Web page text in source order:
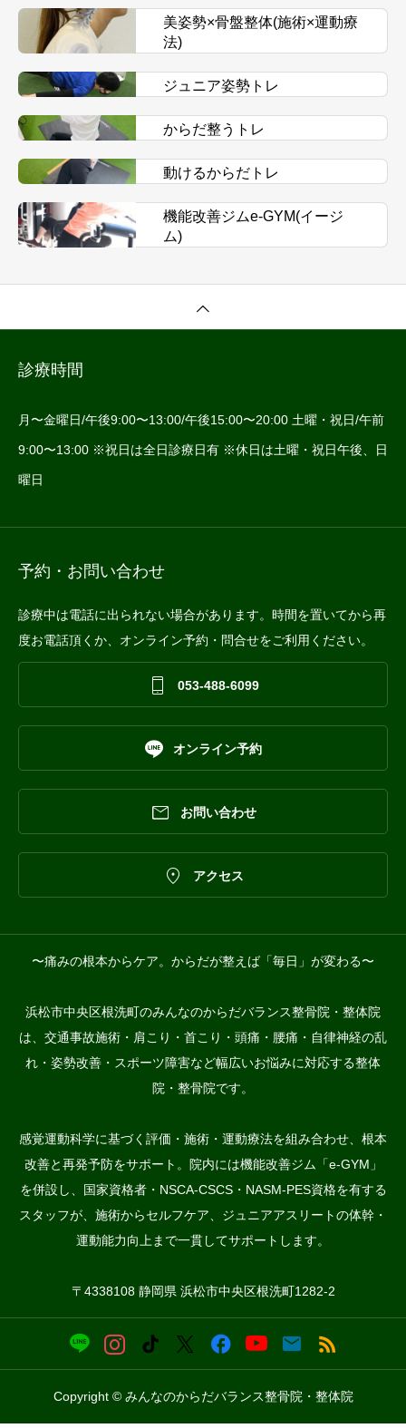
美姿勢×骨盤整体(施術×運動療
法)
ジュニア姿勢トレ
からだ整うトレ
動けるからだトレ
機能改善ジムe-GYM(イージ
ム)
診療時間
月〜金曜日/午後9:00〜13:00/午後15:00〜20:00 土曜・祝日/午前
9:00〜13:00 ※祝日は全日診療日有 ※休日は土曜・祝日午後、日
曜日
予約・お問い合わせ
診療中は電話に出られない場合があります。時間を置いてから再
度お電話頂くか、オンライン予約・問合せをご利用ください。
 053-488-6099
 オンライン予約
 お問い合わせ
 アクセス
〜痛みの根本からケア。からだが整えば「毎日」が変わる〜
浜松市中央区根洗町のみんなのからだバランス整骨院・整体院
は、交通事故施術・肩こり・首こり・頭痛・腰痛・自律神経の乱
れ・姿勢改善・スポーツ障害など幅広いお悩みに対応する整体
院・整骨院です。
感覚運動科学に基づく評価・施術・運動療法を組み合わせ、根本
改善と再発予防をサポート。院内には機能改善ジム「e-GYM」
を併設し、国家資格者・NSCA-CSCS・NASM-PES資格を有する
スタッフが、施術からセルフケア、ジュニアアスリートの体幹・
運動能力向上まで一貫してサポートします。
〒4338108 静岡県 浜松市中央区根洗町1282-2
Copyright © みんなのからだバランス整骨院・整体院